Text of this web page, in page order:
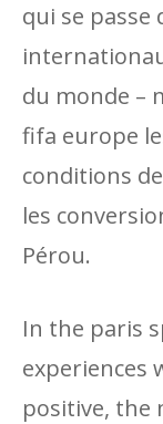
qui se passe
du monde –
fifa europe
conditions
les
Pérou.
In the paris
experiences
positive, the